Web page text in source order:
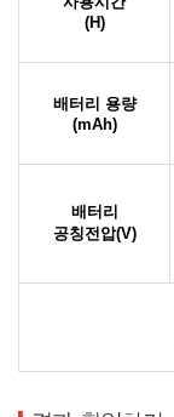
(H)
배터리 용량
(mAh)
배터리
공칭전압(V)